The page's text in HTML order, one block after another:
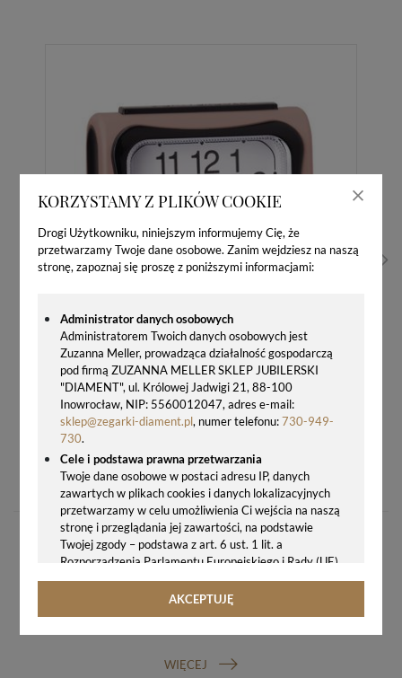
KORZYSTAMY Z PLIKÓW COOKIE
Drogi Użytkowniku, niniejszym informujemy Cię, że
przetwarzamy Twoje dane osobowe. Zanim wejdziesz na naszą
stronę, zapoznaj się proszę z poniższymi informacjami:
Administrator danych osobowych
Administratorem Twoich danych osobowych jest
Zuzanna Meller, prowadząca działalność gospodarczą
pod firmą ZUZANNA MELLER SKLEP JUBILERSKI
"DIAMENT", ul. Królowej Jadwigi 21, 88-100
Inowrocław, NIP: 5560012047, adres e-mail:
sklep@zegarki-diament.pl, numer telefonu:730-949-
730.
Cele i podstawa prawna przetwarzania
Twoje dane osobowe w postaci adresu IP, danych
zawartych w plikach cookies i danych lokalizacyjnych
przetwarzamy w celu umożliwienia Ci wejścia na naszą
stronę i przeglądania jej zawartości, na podstawie
Twojej zgody – podstawa z art. 6 ust. 1 lit. a
Rozporządzenia Parlamentu Europejskiego i Rady (UE)
2016/679 z 27.04.2016 r. w sprawie ochrony osób
fizycznych w związku z przetwarzaniem danych
AKCEPTUJĘ
61,00 zł
WIĘCEJ